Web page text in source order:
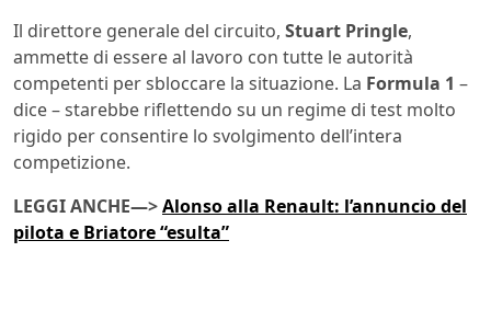
Il direttore generale del circuito, Stuart Pringle,
ammette di essere al lavoro con tutte le autorità
competenti per sbloccare la situazione. La Formula 1 –
dice – starebbe riflettendo su un regime di test molto
rigido per consentire lo svolgimento dell’intera
competizione.
LEGGI ANCHE—>Alonso alla Renault: l’annuncio del
pilota e Briatore “esulta”